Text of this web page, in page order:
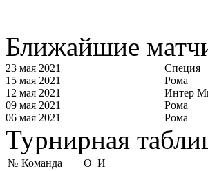
Ближайшие
23 мая 2021
Специя
15 мая 2021
Рома
12 мая 2021
Интер
09 мая 2021
Рома
06 мая 2021
Рома
Турнирная
№ Команда О И